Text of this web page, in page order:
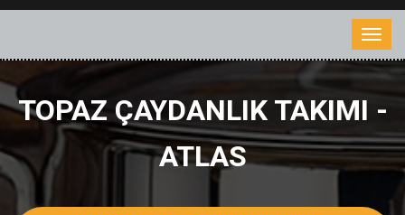
TOPAZ ÇAYDANLIK TAKIMI -
ATLAS